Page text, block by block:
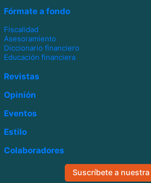
Fórmate a fondo
Fiscalidad
Asesoramiento
Diccionario financiero
Educación financiera
Revistas
Opinión
Eventos
Estilo
Colaboradores
Suscríbete a